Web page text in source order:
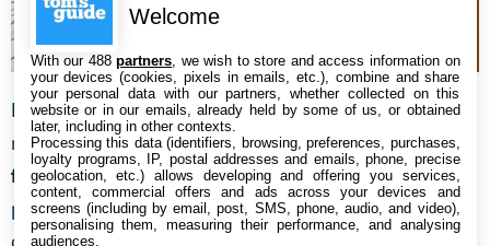
Difficile d’être affirmatif sur les zones qui l’ont ralenti
mais des pieds de chaise ou unobstacle peuvent lui
faire perdre pas mal de temps.En effet, le E40 Ultra ne
possède pas de caméra RGB lui facilitant l’évitement
Welcome
With our 488partners , we wish to store and access information on
your devices (cookies, pixels in emails, etc.), combine and share
your personal data with our partners, whether collected on this
website or in our emails, already held by some of us, or obtained
later, including in other contexts.
Processing this data (identifiers, browsing, preferences, purchases,
loyalty programs, IP, postal addresses and emails, phone, precise
geolocation, etc.) allows developing and offering you services,
content, commercial offers and ads across your devices and
screens (including by email, post, SMS, phone, audio, and video),
personalising them, measuring their performance, and analysing
audiences.